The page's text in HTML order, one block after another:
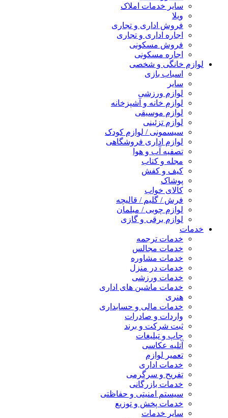
سایر خدمات املاک
ویلا
فروش اداری و تجاری
اجاره اداری و تجاری
فروش مسکونی
اجاره مسکونی
لوازم خانگی و شخصی
اسباب بازی
سایر
لوازم ورزشی
لوازم خانه و آشپزخانه
لوازم موسیقی
لوازم تزئینی
سیسمونی / لوازم کودک
لوازم اداری فروشگاهی
تصفیه آب و هوا
مجله و کتاب
کیف و کفش
پوشاک
کالای خواب
فرش / گلیم / قالیچه
لوازم چوبی / مبلمان
لوازم برقی و گازی
خدمات
خدمات ترجمه
خدمات مجالس
خدمات مشاوره
خدمات در منزل
خدمات ورزشی
خدمات ماشین های اداری
هنری
خدمات مالی و حسابداری
واردات و صادرات
ثبت شرکت و برند
چاپ و تبلیغات
آتلیه عکاسی
تعمیر لوازم
خدمات اداری
تفریح و سرگرمی
خدمات بازرگانی
سیستم امنیتی و حفاظتی
خدمات پخش و توزیع
سایر خدمات